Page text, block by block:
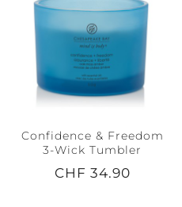
Confidence & Freedom
3-Wick Tumbler
CHF 34.90